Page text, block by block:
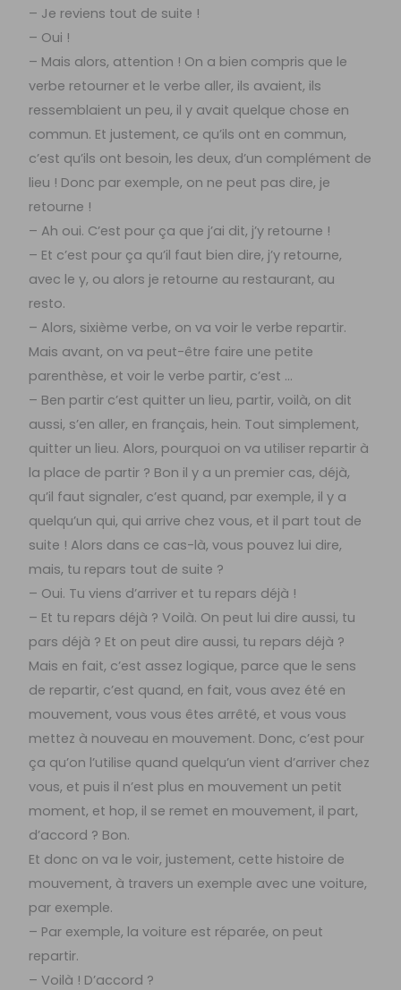
– Je reviens tout de suite !
– Oui !
– Mais alors, attention ! On a bien compris que le
verbe retourner et le verbe aller, ils avaient, ils
ressemblaient un peu, il y avait quelque chose en
commun. Et justement, ce qu’ils ont en commun,
c’est qu’ils ont besoin, les deux, d’un complément de
lieu ! Donc par exemple, on ne peut pas dire, je
retourne !
– Ah oui. C’est pour ça que j’ai dit, j’y retourne !
– Et c’est pour ça qu’il faut bien dire, j’y retourne,
avec le y, ou alors je retourne au restaurant, au
resto.
– Alors, sixième verbe, on va voir le verbe repartir.
Mais avant, on va peut-être faire une petite
parenthèse, et voir le verbe partir, c’est …
– Ben partir c’est quitter un lieu, partir, voilà, on dit
aussi, s’en aller, en français, hein. Tout simplement,
quitter un lieu. Alors, pourquoi on va utiliser repartir à
la place de partir ? Bon il y a un premier cas, déjà,
qu’il faut signaler, c’est quand, par exemple, il y a
quelqu’un qui, qui arrive chez vous, et il part tout de
suite ! Alors dans ce cas-là, vous pouvez lui dire,
mais, tu repars tout de suite ?
– Oui. Tu viens d’arriver et tu repars déjà !
– Et tu repars déjà ? Voilà. On peut lui dire aussi, tu
pars déjà ? Et on peut dire aussi, tu repars déjà ?
Mais en fait, c’est assez logique, parce que le sens
de repartir, c’est quand, en fait, vous avez été en
mouvement, vous vous êtes arrêté, et vous vous
mettez à nouveau en mouvement. Donc, c’est pour
ça qu’on l’utilise quand quelqu’un vient d’arriver chez
vous, et puis il n’est plus en mouvement un petit
moment, et hop, il se remet en mouvement, il part,
d’accord ? Bon.
Et donc on va le voir, justement, cette histoire de
mouvement, à travers un exemple avec une voiture,
par exemple.
– Par exemple, la voiture est réparée, on peut
repartir.
– Voilà ! D’accord ?